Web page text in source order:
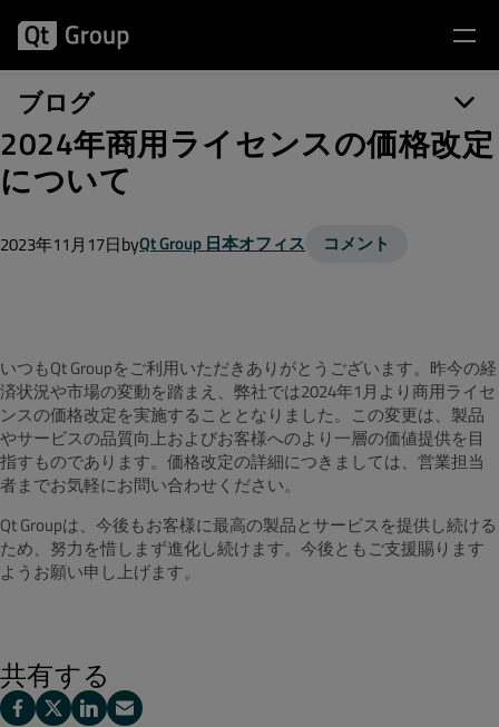
ブログ
2024年商用ライセンスの価格改定
について
2023年11月17日byQt Group 日本オフィス コメント
いつもQt Groupをご利用いただきありがとうございます。昨今の経
済状況や市場の変動を踏まえ、弊社では2024年1月より商用ライセ
ンスの価格改定を実施することとなりました。この変更は、製品
やサービスの品質向上およびお客様へのより一層の価値提供を目
指すものであります。価格改定の詳細につきましては、営業担当
者までお気軽にお問い合わせください。
Qt Groupは、今後もお客様に最高の製品とサービスを提供し続ける
ため、努力を惜しまず進化し続けます。今後ともご支援賜ります
ようお願い申し上げます。
共有する